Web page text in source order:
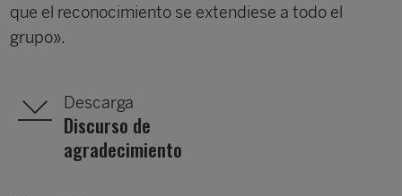
que el reconocimiento se extendiese a todo el
grupo».
Descarga
Discurso de
agradecimiento